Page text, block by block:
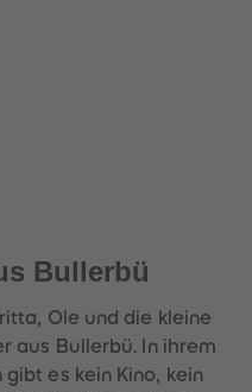
Bullerbü
Ole und die kleine
aus Bullerbü. In ihrem
es kein Kino, kein